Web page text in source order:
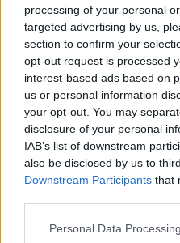
processing of your personal
targeted advertising by us,
section to confirm your
opt-out request is processed
interest-based ads based on
us or personal information
your opt-out. You may
disclosure of your personal
IAB’s list of downstream
also be disclosed by us to
Downstream Participants that
Personal Data
Minka 11. rész
T. szereti a
Pedig
nőknek,